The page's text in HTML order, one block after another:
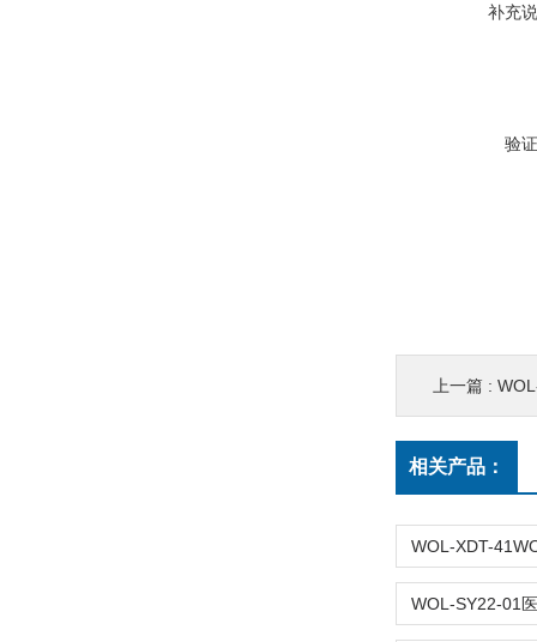
补充
验
上一篇 :
相关产品：